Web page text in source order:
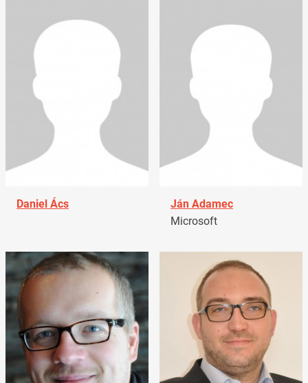
Daniel Ács
Ján Adamec
Microsoft